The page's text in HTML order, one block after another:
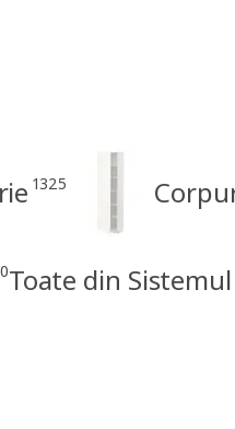
1325
Toate din